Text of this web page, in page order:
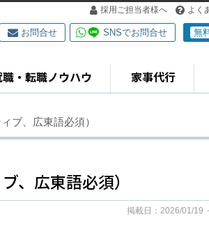
採用ご担当者様へ よく
お問合せ SNSでお問合せ 無
・転職ノウハウ 家事代行
ブ、広東語必須）
、広東語必須）
掲載日：2026/01/19